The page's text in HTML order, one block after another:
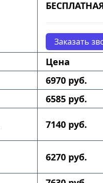
Заказать
Цена
6970 руб.
6585 руб.
7140 руб.
6270 руб.